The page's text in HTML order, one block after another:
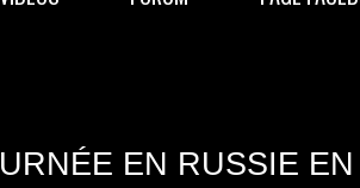
EN RUSSIE